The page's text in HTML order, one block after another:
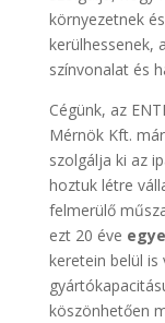
környezetnek
kerülhessenek,
színvonalat és
Cégünk, az
Mérnök Kft.
szolgálja ki az
hoztuk létre
felmerülő
ezt 20 éve
keretein belül is
köszönhetően